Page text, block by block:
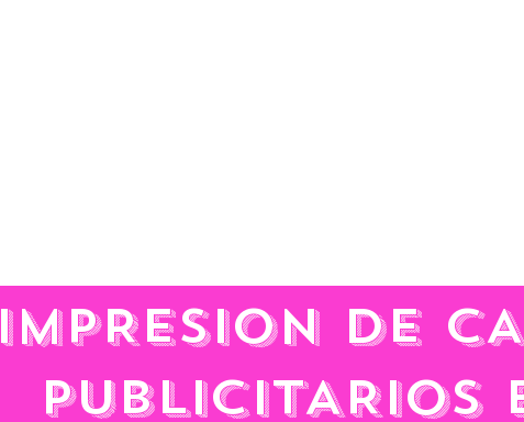
IMPRESIoN DE
PUBLICITARIOS